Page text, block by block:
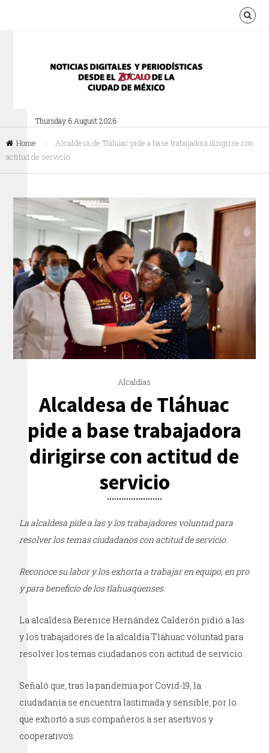
Thursday 6 August 2026
Home »
Alcaldesa de Tláhuac pide a base trabajadora dirigirse con
actitud de servicio
Alcaldías
Alcaldesa de Tláhuac
pide a base trabajadora
dirigirse con actitud de
servicio
La alcaldesa pide a las y los trabajadores voluntad para
resolver los temas ciudadanos con actitud de servicio.
Reconoce su labor y los exhorta a trabajar en equipo, en pro
y para beneficio de los tlahuaquenses.
La alcaldesa Berenice Hernández Calderón pidió a las
y los trabajadores de la alcaldía Tláhuac voluntad para
resolver los temas ciudadanos con actitud de servicio.
Señaló que, tras la pandemia por Covid-19, la
ciudadanía se encuentra lastimada y sensible, por lo
que exhortó a sus compañeros a ser asertivos y
cooperativos.